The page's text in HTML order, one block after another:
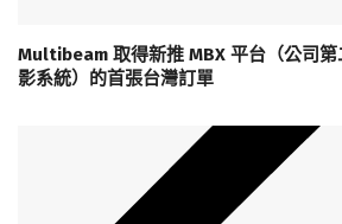
Multibeam 取得新推 MBX 平台（公司
影系統）的首張台灣訂單